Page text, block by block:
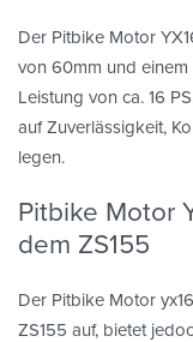
Der Pitbike Motor
von 60mm und
Leistung von ca. 16
auf Zuverlässigkeit,
legen.
Pitbike Motor
dem ZS155
Der Pitbike Motor
ZS155 auf, bietet